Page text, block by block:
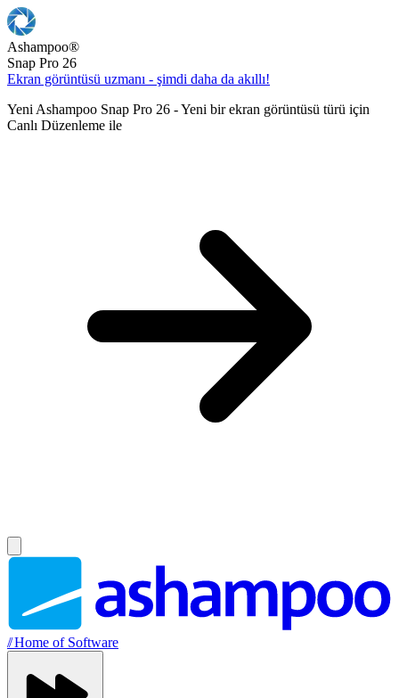
Ashampoo®
Snap Pro 26
Ekran görüntüsü uzmanı - şimdi daha da akıllı!
Yeni Ashampoo Snap Pro 26 - Yeni bir ekran görüntüsü türü için
Canlı Düzenleme ile
//Home of Software